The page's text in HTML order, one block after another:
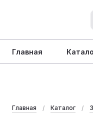
Главная
Главная Каталог